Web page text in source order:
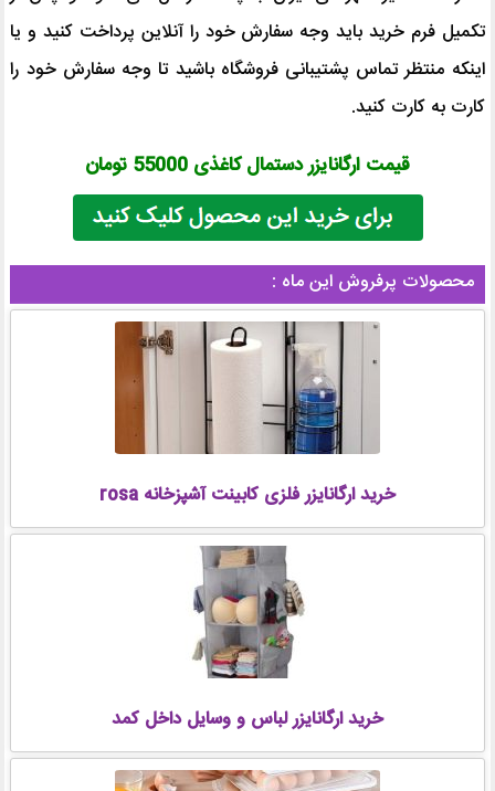
تکمیل فرم خرید باید وجه سفارش خود را آنلاین پرداخت کنید و یا
اینکه منتظر تماس پشتیبانی فروشگاه باشید تا وجه سفارش خود را
کارت به کارت کنید.
قیمت ارگانایزر دستمال کاغذی 55000 تومان
محصولات پرفروش این ماه :
خرید ارگانایزر فلزی کابینت آشپزخانه rosa
خرید ارگانایزر لباس و وسایل داخل کمد